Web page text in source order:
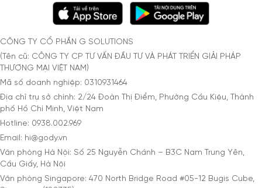
CÔNG TY CỔ PHẦN G SOLUTIONS
(Tên cũ: CÔNG TY CP TƯ VẤN ĐẦU TƯ VÀ PHÁT TRIỂN GIẢI PHÁP
THƯƠNG MẠI VIỆT NAM)
Mã số doanh nghiệp: 0310931464
Địa chỉ trụ sở chính: 2/24 Đoàn Thị Điểm, Phường Cầu Kiệu, Thành
phố Hồ Chí Minh, Việt Nam
Hotline: 0938.002.969
Email: hi@gody.vn
Văn phòng Hà Nội: Số 25 Nguyễn Chánh – B3C Nam Trung Yên,
Cầu Giấy, Hà Nội
Văn phòng Singapore: 470 North Bridge Road #05-12 Bugis Cube,